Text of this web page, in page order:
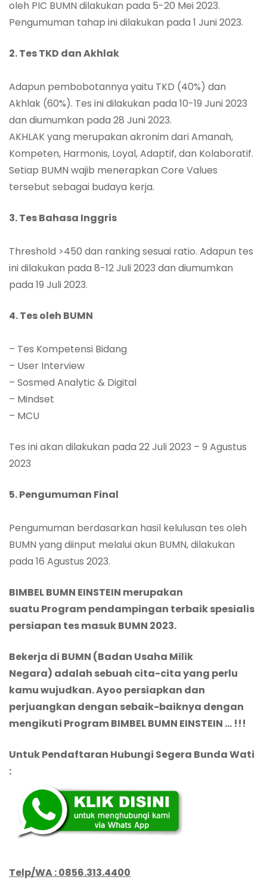
oleh PIC BUMN dilakukan pada 5-20 Mei 2023.
Pengumuman tahap ini dilakukan pada 1 Juni 2023.
2. Tes TKD dan Akhlak
Adapun pembobotannya yaitu TKD (40%) dan
Akhlak (60%). Tes ini dilakukan pada 10-19 Juni 2023
dan diumumkan pada 28 Juni 2023.
AKHLAK yang merupakan akronim dari Amanah,
Kompeten, Harmonis, Loyal, Adaptif, dan Kolaboratif.
Setiap BUMN wajib menerapkan Core Values
tersebut sebagai budaya kerja.
3. Tes Bahasa Inggris
Threshold >450 dan ranking sesuai ratio. Adapun tes
ini dilakukan pada 8-12 Juli 2023 dan diumumkan
pada 19 Juli 2023.
4. Tes oleh BUMN
– Tes Kompetensi Bidang
– User Interview
– Sosmed Analytic & Digital
– Mindset
– MCU
Tes ini akan dilakukan pada 22 Juli 2023 – 9 Agustus
2023
5. Pengumuman Final
Pengumuman berdasarkan hasil kelulusan tes oleh
BUMN yang diinput melalui akun BUMN, dilakukan
pada 16 Agustus 2023.
BIMBEL BUMN EINSTEIN merupakan
suatu Program pendampingan terbaik spesialis
persiapan tes masuk BUMN 2023.
Bekerja di BUMN (Badan Usaha Milik
Negara) adalah sebuah cita-cita yang perlu
kamu wujudkan. Ayoo persiapkan dan
perjuangkan dengan sebaik-baiknya dengan
mengikuti Program BIMBEL BUMN EINSTEIN … !!!
Untuk Pendaftaran Hubungi Segera Bunda Wati
:
Telp/WA : 0856.313.4400